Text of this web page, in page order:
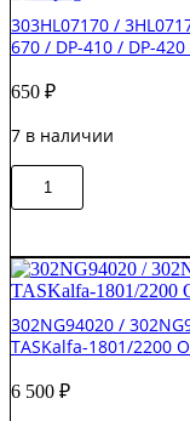
TASKalfa
6003i
Original
303HL07170 /
670 / DP-410 / DP-
650 ₽
7 в наличии
Количество
товара
3HL07170
Задний
крюк
крышки
ADF
DP-
302NG94020 /
TASKalfa-1801/2200
6 500 ₽